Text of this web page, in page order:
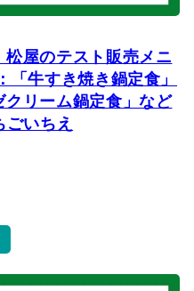
松屋のテスト販売メニ
「牛すき焼き鍋定食」
クリーム鍋定食」など
ごいちえ